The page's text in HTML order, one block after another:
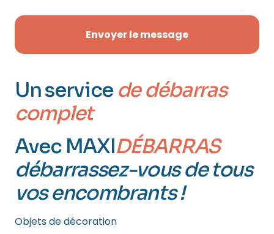
Envoyer le message
Un service de débarras
complet
Avec MAXIDÉBARRAS
débarrassez-vous de tous
vos encombrants !
Objets de décoration